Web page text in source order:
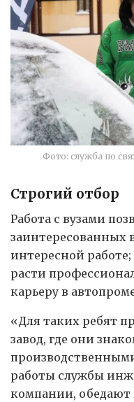
Фото: служба по
Строгий отбор
Работа с вузами
заинтересованных
интересной работе;
расти
карьеру в
«Для таких ребят
завод, где они
работы службы
компании, обедают